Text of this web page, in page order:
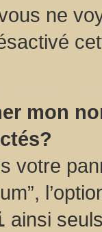
ne
mon
votre
ainsi